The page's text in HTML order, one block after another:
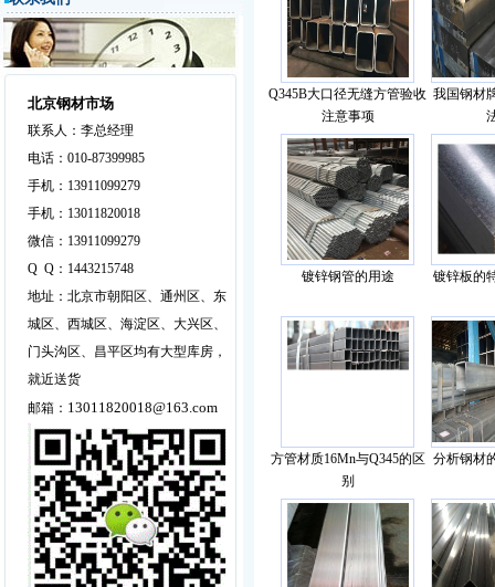
北京钢材市场
联系人：李总经理
电话：010-87399985
手机：13911099279
手机：13011820018
微信：13911099279
Q Q：1443215748
地址：北京市朝阳区、通州区、东
城区、西城区、海淀区、大兴区、
门头沟区、昌平区均有大型库房，
就近送货
邮箱： 13011820018@163.com
Q345B大口径无缝方管验收
注意事项
我国钢材
镀锌钢管的用途 镀锌板的
方管材质16Mn与Q345的区
别
分析钢材